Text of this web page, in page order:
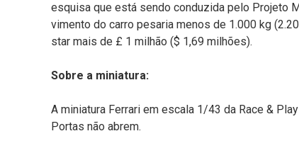
esquisa que está sendo conduzida pelo Projeto
vimento do carro pesaria menos de 1.000 kg
star mais de £ 1 milhão ($ 1,69 milhões).
Sobre a miniatura:
A miniatura Ferrari em escala 1/43 da Race &
Portas não abrem.